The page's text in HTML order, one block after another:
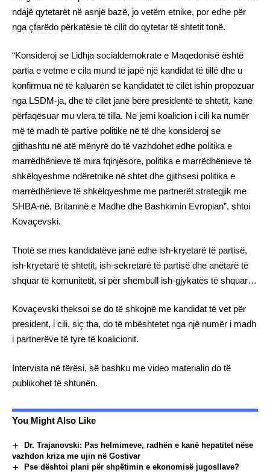
ndajë qytetarët në asnjë bazë, jo vetëm etnike, por edhe për
nga çfarëdo përkatësie të cilit do qytetar të shtetit tonë.
“Konsideroj se Lidhja socialdemokrate e Maqedonisë është
partia e vetme e cila mund të japë një kandidat të tillë dhe u
konfirmua në të kaluarën se kandidatët të cilët ishin propozuar
nga LSDM-ja, dhe të cilët janë bërë presidentë të shtetit, kanë
përfaqësuar mu vlera të tilla. Ne jemi koalicion i cili ka numër
më të madh të partive politike në të dhe konsideroj se
gjithashtu në atë mënyrë do të vazhdohet edhe politika e
marrëdhënieve të mira fqinjësore, politika e marrëdhënieve të
shkëlqyeshme ndëretnike në shtet dhe gjithsesi politika e
marrëdhënieve të shkëlqyeshme me partnerët strategjik me
SHBA-në, Britaninë e Madhe dhe Bashkimin Evropian”, shtoi
Kovaçevski.
Thotë se mes kandidatëve janë edhe ish-kryetarë të partisë,
ish-kryetarë të shtetit, ish-sekretarë të partisë dhe anëtarë të
shquar të komunitetit, si për shembull ish-gjykatës të shquar…
Kovaçevski theksoi se do të shkojnë me kandidat të vet për
president, i cili, siç tha, do të mbështetet nga një numër i madh
i partnerëve të tyre të koalicionit.
Intervista në tërësi, së bashku me video materialin do të
publikohet të shtunën.
You Might Also Like
Dr. Trajanovski: Pas helmimeve, radhën e kanë hepatitet nëse
vazhdon kriza me ujin në Gostivar
Pse dështoi plani për shpëtimin e ekonomisë jugosllave?